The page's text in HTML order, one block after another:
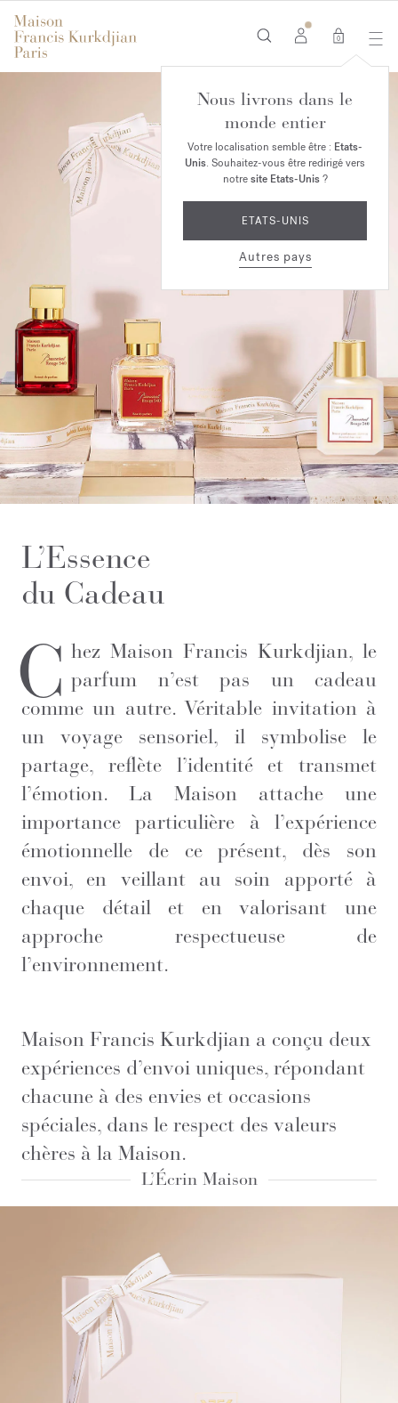
0
Nous livrons dans le
monde entier
Votre localisation semble être : Etats-
Unis. Souhaitez-vous être redirigé vers
notresite Etats-Unis?
ETATS-UNIS
Autres pays
L’Essence
du Cadeau
C hez Maison Francis Kurkdjian, le
parfum n’est pas un cadeau
comme un autre. Véritable invitation à
un voyage sensoriel, il symbolise le
partage, reflète l’identité et transmet
l’émotion. La Maison attache une
importance particulière à l’expérience
émotionnelle de ce présent, dès son
envoi, en veillant au soin apporté à
chaque détail et en valorisant une
approche respectueuse de
l’environnement.
Maison Francis Kurkdjian a conçu deux
expériences d’envoi uniques, répondant
chacune à des envies et occasions
spéciales, dans le respect des valeurs
chères à la Maison.
L’Écrin Maison